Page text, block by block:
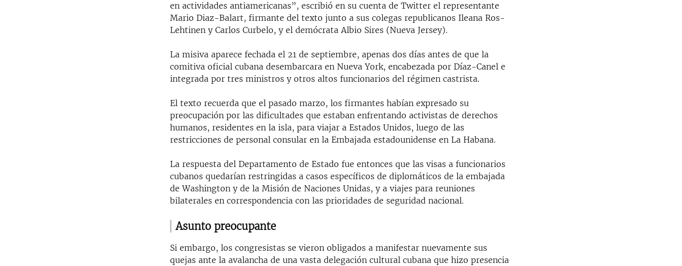
en actividades antiamericanas”, escribió en su cuenta de Twitter el representante
Mario Diaz-Balart, firmante del texto junto a sus colegas republicanos Ileana Ros-
Lehtinen y Carlos Curbelo, y el demócrata Albio Sires (Nueva Jersey).
La misiva aparece fechada el 21 de septiembre, apenas dos días antes de que la
comitiva oficial cubana desembarcara en Nueva York, encabezada por Díaz-Canel e
integrada por tres ministros y otros altos funcionarios del régimen castrista.
El texto recuerda que el pasado marzo, los firmantes habían expresado su
preocupación por las dificultades que estaban enfrentando activistas de derechos
humanos, residentes en la isla, para viajar a Estados Unidos, luego de las
restricciones de personal consular en la Embajada estadounidense en La Habana.
La respuesta del Departamento de Estado fue entonces que las visas a funcionarios
cubanos quedarían restringidas a casos específicos de diplomáticos de la embajada
de Washington y de la Misión de Naciones Unidas, y a viajes para reuniones
bilaterales en correspondencia con las prioridades de seguridad nacional.
Asunto preocupante
Si embargo, los congresistas se vieron obligados a manifestar nuevamente sus
quejas ante la avalancha de una vasta delegación cultural cubana que hizo presencia